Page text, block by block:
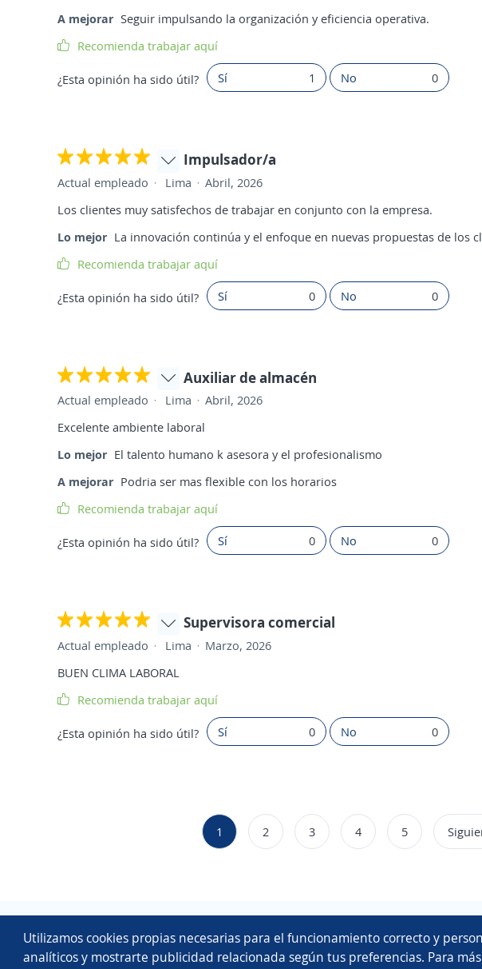
A mejorar Seguir impulsando la organización y eficiencia operativa.
Recomienda trabajar aquí
¿Esta opinión ha sido útil? Sí 1 No 0
Impulsador/a
Actual empleado Lima
Abril, 2026
Los clientes muy satisfechos de trabajar en conjunto con la empresa.
Lo mejor La innovación continúa y el enfoque en nuevas propuestas de los
Recomienda trabajar aquí
¿Esta opinión ha sido útil? Sí 0 No 0
Auxiliar de almacén
Actual empleado Lima
Abril, 2026
Excelente ambiente laboral
Lo mejor El talento humano k asesora y el profesionalismo
A mejorar Podria ser mas flexible con los horarios
Recomienda trabajar aquí
¿Esta opinión ha sido útil? Sí 0 No 0
Supervisora comercial
Actual empleado Lima
Marzo, 2026
BUEN CLIMA LABORAL
Recomienda trabajar aquí
¿Esta opinión ha sido útil? Sí 0 No 0
1 2 3 4 5
Utilizamos cookies propias necesarias para el funcionamiento correcto y
analíticos y mostrarte publicidad relacionada según tus preferencias. Para